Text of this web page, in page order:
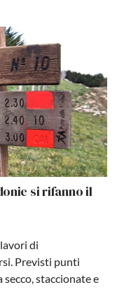
si rifanno il
di
Previsti punti
staccionate e